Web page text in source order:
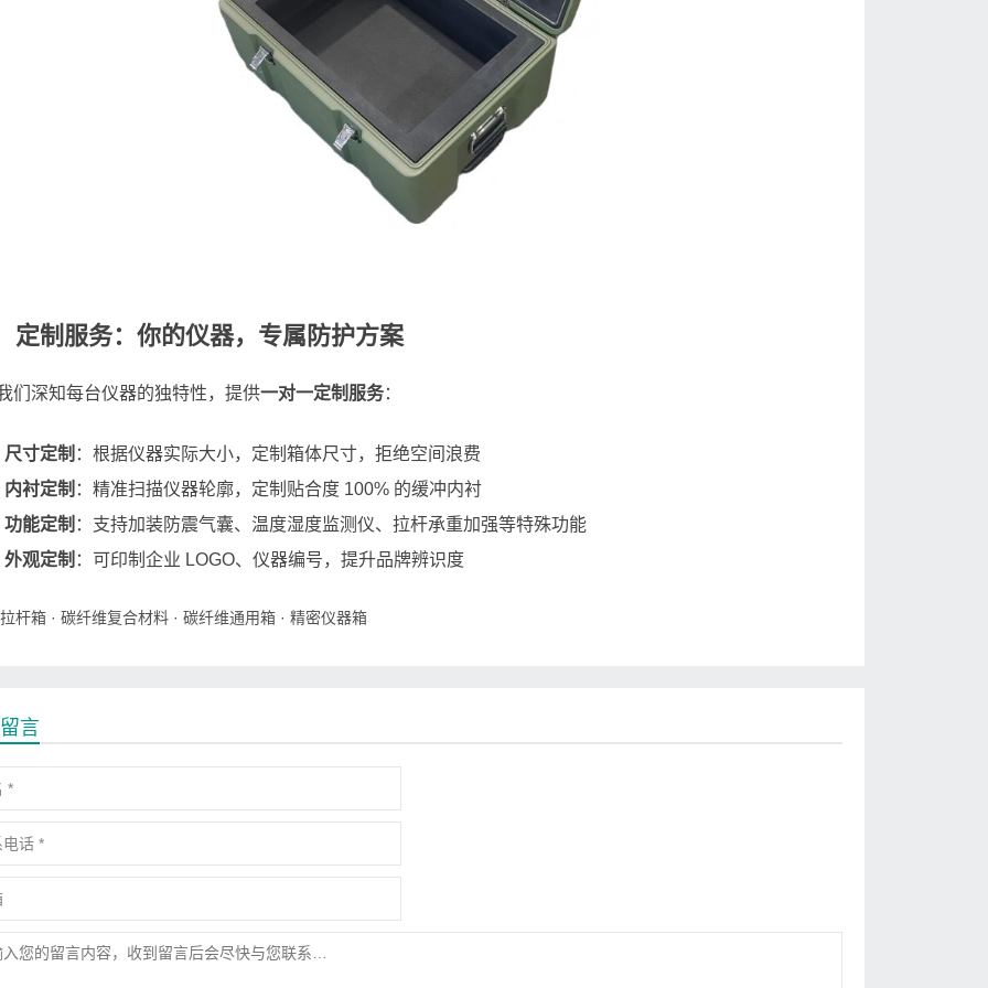
定制服务：你的仪器，专属防护方案
们深知每台仪器的独特性，提供一对一定制服务：
尺寸定制 ：根据仪器实际大小，定制箱体尺寸，拒绝空间浪费
内衬定制 ：精准扫描仪器轮廓，定制贴合度 100% 的缓冲内衬
功能定制 ：支持加装防震气囊、温度湿度监测仪、拉杆承重加强等特殊功能
外观定制 ：可印制企业 LOGO、仪器编号，提升品牌辨识度
拉杆箱 · 碳纤维复合材料 · 碳纤维通用箱 · 精密仪器箱
言